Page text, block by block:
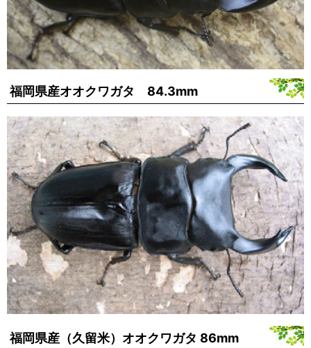
福岡県産オオクワガタ 84.3mm
福岡県産（久留米）オオクワガタ 86mm